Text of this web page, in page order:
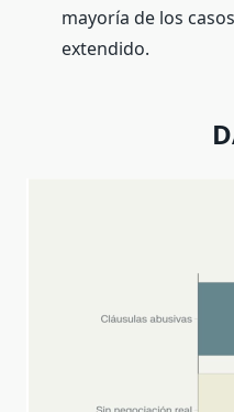
mayoría de los
extendido.